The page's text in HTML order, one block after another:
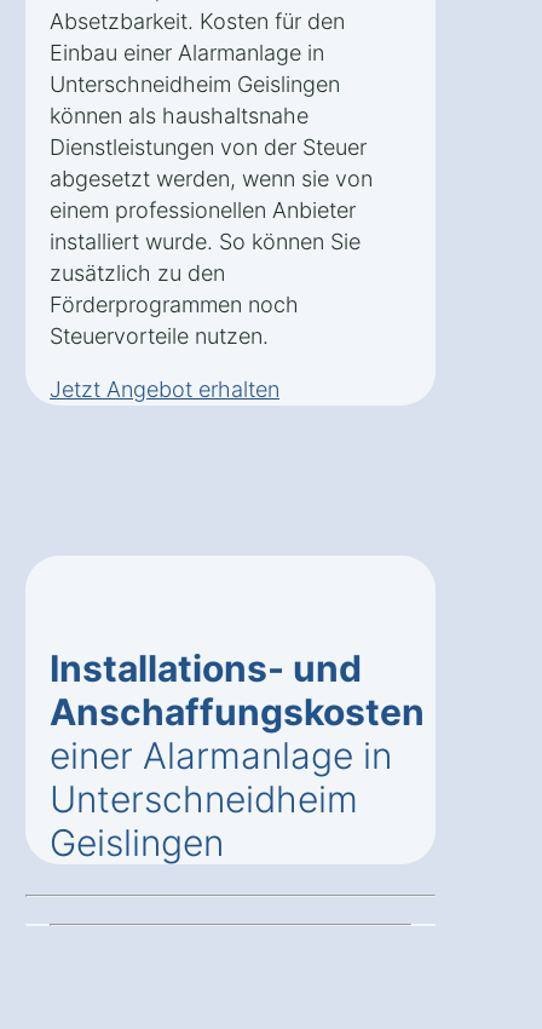
Absetzbarkeit. Kosten für den
Einbau einer Alarmanlage in
Unterschneidheim Geislingen
können als haushaltsnahe
Dienstleistungen von der Steuer
abgesetzt werden, wenn sie von
einem professionellen Anbieter
installiert wurde. So können Sie
zusätzlich zu den
Förderprogrammen noch
Steuervorteile nutzen.
Jetzt Angebot erhalten
Installations- und
Anschaffungskosten
einer Alarmanlage in
Unterschneidheim
Geislingen